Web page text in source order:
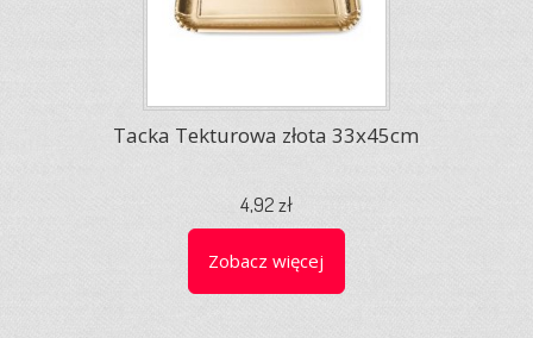
Tacka Tekturowa złota 33x45cm
4,92 zł
Zobacz więcej